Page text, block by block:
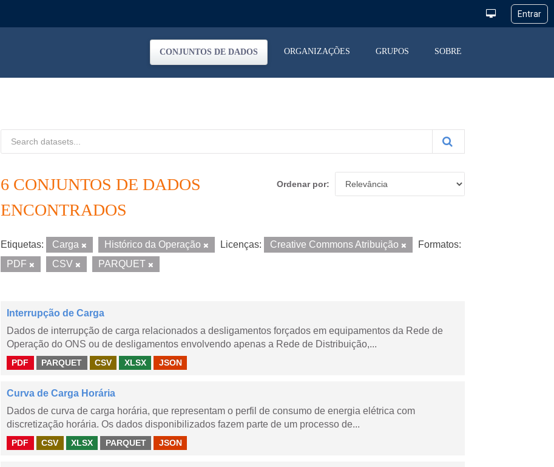
CONJUNTOS DE DADOS ORGANIZAÇÕES GRUPOS SOBRE
Ordenar por
6 CONJUNTOS DE DADOS
ENCONTRADOS
Etiquetas: Carga Histórico da Operação Licenças: Creative Commons Atribuição
Formatos:
PDF
CSV PARQUET
Interrupção de Carga
Dados de interrupção de carga relacionados a desligamentos forçados em equipamentos da Rede de
Operação do ONS ou de desligamentos envolvendo apenas a Rede de Distribuição,...
PDF PARQUET CSV XLSX JSON
Curva de Carga Horária
Dados de curva de carga horária, que representam o perfil de consumo de energia elétrica com
discretização horária. Os dados disponibilizados fazem parte de um processo de...
PDF CSV XLSX PARQUET JSON